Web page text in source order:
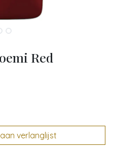
Red
verlanglijst